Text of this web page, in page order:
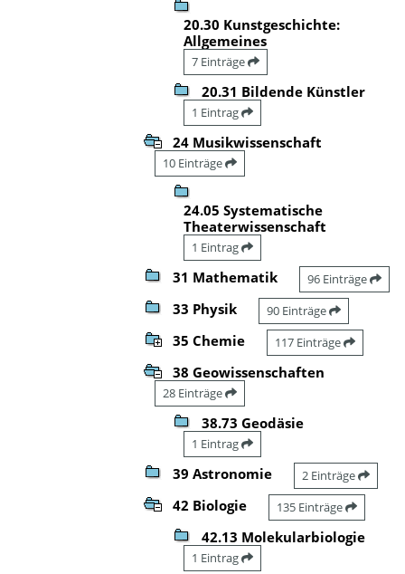
20.30 Kunstgeschichte:
Allgemeines
7 Einträge
20.31 Bildende Künstler
1 Eintrag
24 Musikwissenschaft
10 Einträge
24.05 Systematische
Theaterwissenschaft
1 Eintrag
31 Mathematik 96 Einträge
33 Physik 90 Einträge
35 Chemie 117 Einträge
38 Geowissenschaften
28 Einträge
38.73 Geodäsie
1 Eintrag
39 Astronomie 2 Einträge
42 Biologie 135 Einträge
42.13 Molekularbiologie
1 Eintrag